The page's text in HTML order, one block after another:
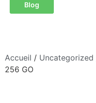
Blog
Accueil / Uncategorized
256 GO